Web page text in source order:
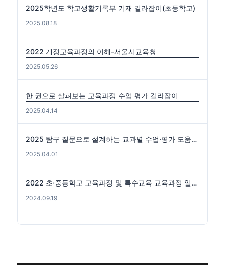
2025학년도 학교생활기록부 기재 길라잡이(초등학교)
2025.08.18
2022 개정교육과정의 이해-서울시교육청
2025.05.26
한 권으로 살펴보는 교육과정 수업 평가 길라잡이
2025.04.14
2025 탐구 질문으로 설계하는 교과별 수업·평가 도움자료(국수사과)
2025.04.01
2022 초·중등학교 교육과정 및 특수교육 교육과정 일부개정 고시 (2024-0816) 출처: https://edutown.tistory.com/1594 [초등교육마을2:티스토리]
2024.09.19